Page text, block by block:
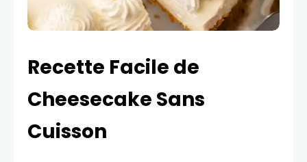
Recette Facile de
Cheesecake Sans
Cuisson